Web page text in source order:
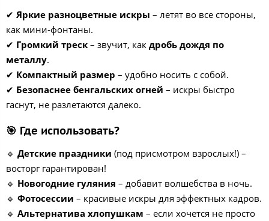
✔ Яркие разноцветные искры – летят во все стороны,
как мини-фонтаны.
✔ Громкий треск – звучит, как дробь дождя по
металлу.
✔ Компактный размер – удобно носить с собой.
✔ Безопаснее бенгальских огней – искры быстро
гаснут, не разлетаются далеко.
🎯 Где использовать?
🔹 Детские праздники (под присмотром взрослых!) –
восторг гарантирован!
🔹 Новогодние гуляния – добавит волшебства в ночь.
🔹 Фотосессии – красивые искры для эффектных кадров.
🔹 Альтернатива хлопушкам – если хочется не просто